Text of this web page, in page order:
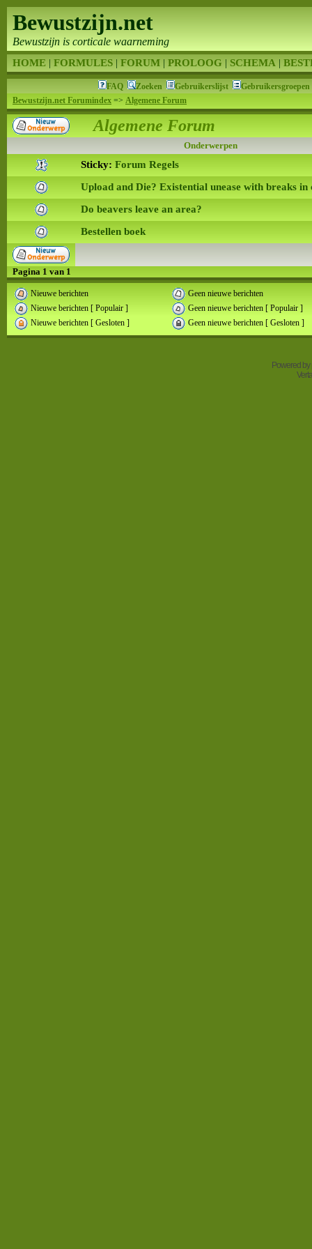
FAQ Zoeken Gebruikerslijst
Gebruikersgroepen
Bewustzijn.net Forumindex => Algemene Forum
Algemene Forum
Onderwerpen
Sticky: Forum Regels
Upload and Die? Existential unease with breaks in
Do beavers leave an area?
Bestellen boek
Pagina 1 van 1
Nieuwe berichten
Geen nieuwe berichten
Nieuwe berichten [ Populair ]
Geen nieuwe berichten [ Populair ]
Nieuwe berichten [ Gesloten ]
Geen nieuwe berichten [ Gesloten ]
Powered by
Bewustzijn.net
Bewustzijn is corticale waarneming
HOME | FORMULES | FORUM | PROLOOG | SCHEMA |